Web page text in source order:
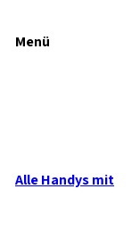
Menü
Alle Handys mit